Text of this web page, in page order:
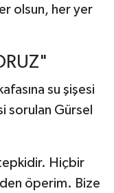
olsun, her yer
su şişesi
sorulan Gürsel
Hiçbir
öperim. Bize